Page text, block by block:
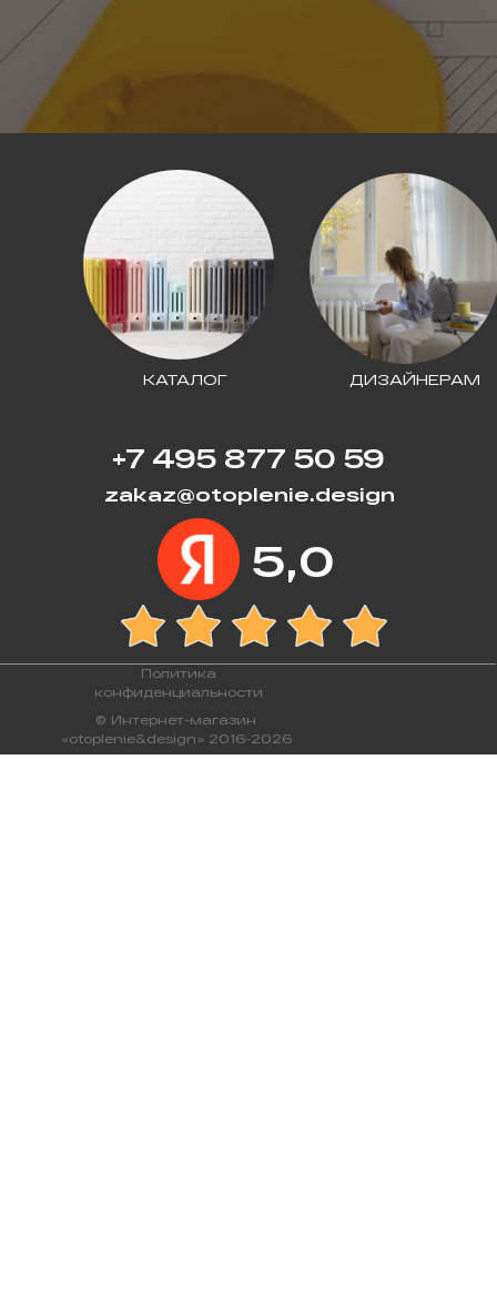
КАТАЛОГ ДИЗАЙНЕРАМ
+7 495 877 50 59
© Интернет-магазин
«otoplenie&design» 2016-2026
Политика
конфиденциальности
zakaz@otoplenie.design
5,0